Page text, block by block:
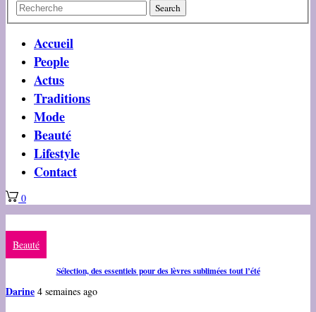
Accueil
People
Actus
Traditions
Mode
Beauté
Lifestyle
Contact
0
Beauté
Sélection, des essentiels pour des lèvres sublimées tout l’été
Darine 4 semaines ago